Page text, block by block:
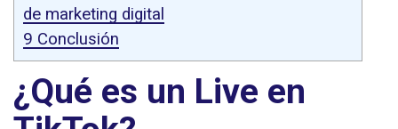
de marketing digital
9 Conclusión
¿Qué es un Live en